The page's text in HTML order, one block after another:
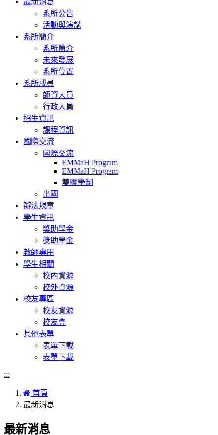
navigation
系所公告
活動與演講
系所簡介
系所簡介
未來發展
系所位置
系所成員
師資人員
行政人員
招生資訊
課程資訊
國際交流
國際交流
EMMaH Program
EMMaH Program
雙聯學制
出國
辦法規章
學生資訊
獎助學金
獎助學金
教師專用
學生相關
校內資源
校外資源
校友專區
校友資源
校友會
其他表單
表單下載
表單下載
:::
首頁
最新消息
最新消息